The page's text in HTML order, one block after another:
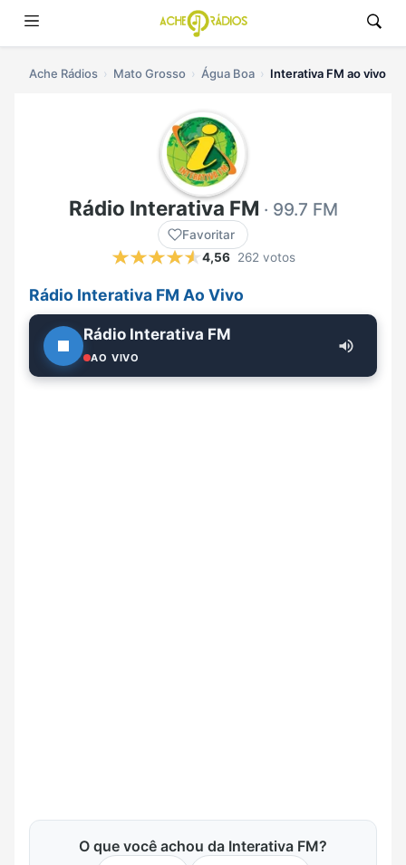
Ache Rádios Mato Grosso Água Boa Interativa FM ao vivo
Rádio Interativa FM · 99.7 FM
Favoritar
4,56 262 votos
Rádio Interativa FM Ao Vivo
Rádio Interativa FM
AO VIVO
O que você achou da Interativa FM?